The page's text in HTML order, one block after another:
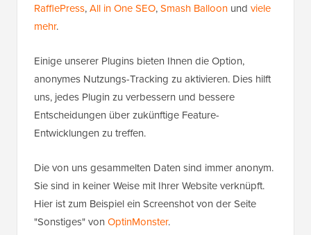
RafflePress,All in One SEO,Smash Balloon und viele
mehr.
Einige unserer Plugins bieten Ihnen die Option,
anonymes Nutzungs-Tracking zu aktivieren. Dies hilft
uns, jedes Plugin zu verbessern und bessere
Entscheidungen über zukünftige Feature-
Entwicklungen zu treffen.
Die von uns gesammelten Daten sind immer anonym.
Sie sind in keiner Weise mit Ihrer Website verknüpft.
Hier ist zum Beispiel ein Screenshot von der Seite
"Sonstiges" von OptinMonster.